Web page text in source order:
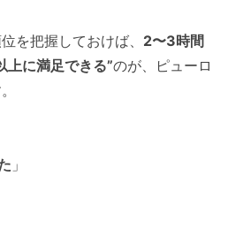
を把握しておけば、 2〜3時間
上に満足できる”のが、ピューロ
」